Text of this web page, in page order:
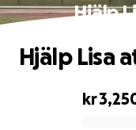
Hjälp
kr
Hjälp Lisa